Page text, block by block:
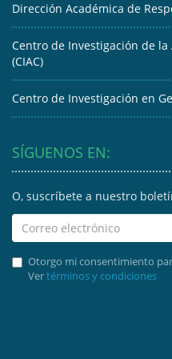
Dirección Académica de
Centro de Investigación de
(CIAC)
Centro de Investigación en
SÍGUENOS EN:
O, suscríbete a nuestro
Otorgo mi consentimiento
Vertérminos y condiciones